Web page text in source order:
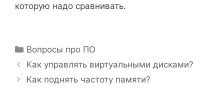
которую надо сравнивать.
Рубрики
Вопросы про ПО
Как управлять виртуальными дисками?
Как поднять частоту памяти?